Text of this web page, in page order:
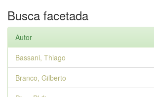
Busca facetada
Autor
Bassani, Thiago
Branco, Gilberto